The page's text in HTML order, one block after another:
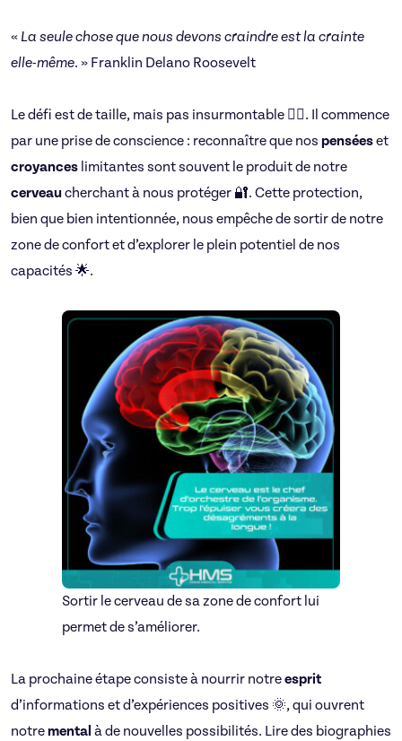
« La seule chose que nous devons craindre est la crainte
elle-même. » Franklin Delano Roosevelt
Le défi est de taille, mais pas insurmontable 🧗‍♀️. Il commence
par une prise de conscience : reconnaître que nos penséeset
croyances limitantes sont souvent le produit de notre
cerveaucherchant à nous protéger 🔐. Cette protection,
bien que bien intentionnée, nous empêche de sortir de notre
zone de confort et d’explorer le plein potentiel de nos
capacités 🌟.
Sortir le cerveau de sa zone de confort lui
permet de s’améliorer.
La prochaine étape consiste à nourrir notreesprit
d’informations et d’expériences positives 🌞, qui ouvrent
notremental à de nouvelles possibilités. Lire des biographies